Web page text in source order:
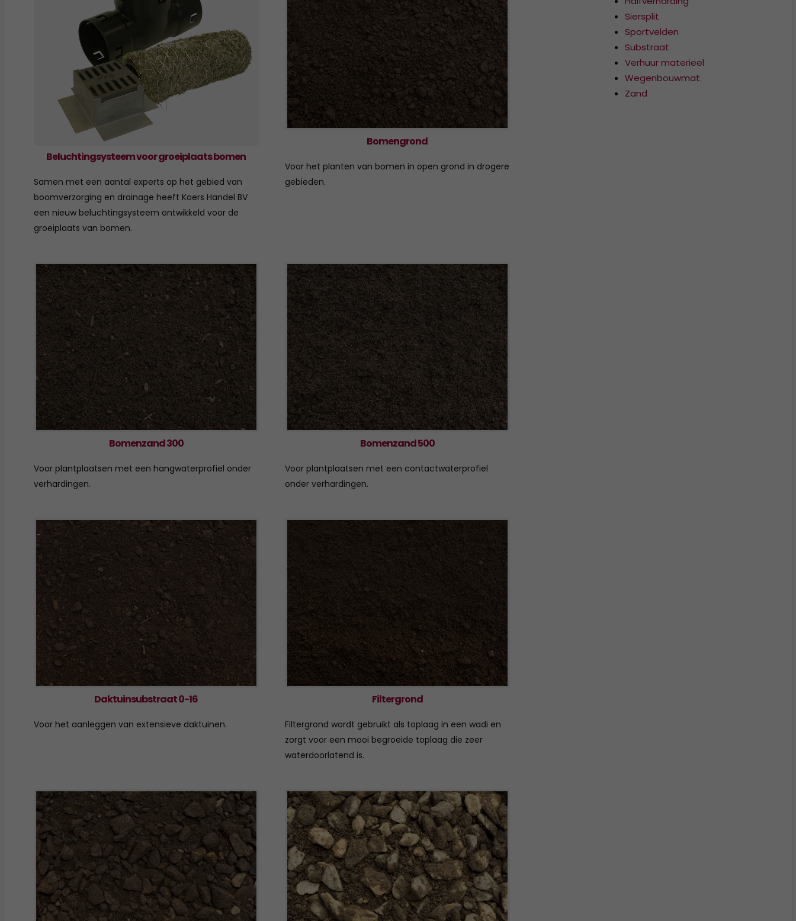
2017
2016
2015
2014
2013
2011
2007
2006
2005
2004
ISO 9001 Certificaat - K.K.S.
Beheer B.V.
Beluchtingsysteem voor groeiplaats bomen
Samen met een aantal experts op het gebied van
boomverzorging en drainage heeft Koers Handel BV
een nieuw beluchtingsysteem ontwikkeld voor de
groeiplaats van bomen.
Bomengrond
Voor het planten van bomen in open grond in drogere
gebieden.
Bomenzand 300
Voor plantplaatsen met een hangwaterprofiel onder
verhardingen.
Bomenzand 500
Voor plantplaatsen met een contactwaterprofiel
onder verhardingen.
Daktuinsubstraat 0-16
Voor het aanleggen van extensieve daktuinen.
Filtergrond
Filtergrond wordt gebruikt als toplaag in een wadi en
zorgt voor een mooi begroeide toplaag die zeer
waterdoorlatend is.
Siersplit
Sportvelden
Substraat
Verhuur materieel
Wegenbouwmat.
Zand